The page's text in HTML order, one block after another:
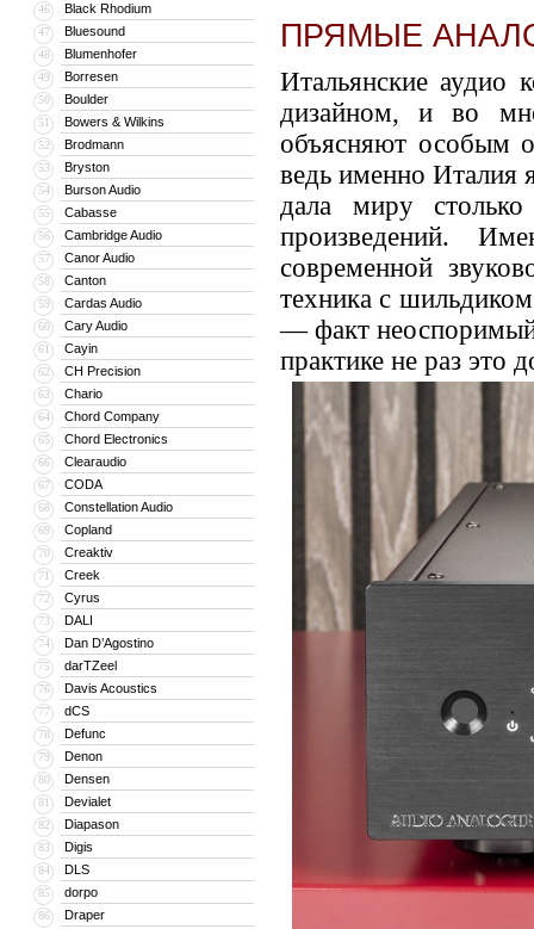
46 Black Rhodium
47 Bluesound
48 Blumenhofer
49 Borresen
50 Boulder
51 Bowers & Wilkins
52 Brodmann
53 Bryston
54 Burson Audio
55 Cabasse
56 Cambridge Audio
57 Canor Audio
58 Canton
59 Cardas Audio
60 Cary Audio
61 Cayin
62 CH Precision
63 Chario
64 Chord Company
65 Chord Electronics
66 Clearaudio
67 CODA
68 Constellation Audio
69 Copland
70 Creaktiv
71 Creek
72 Cyrus
73 DALI
74 Dan D’Agostino
75 darTZeel
76 Davis Acoustics
77 dCS
78 Defunc
79 Denon
80 Densen
81 Devialet
82 Diapason
83 Digis
84 DLS
85 dorpo
86 Draper
ПРЯМЫЕ
Итальянские аудио
дизайном, и во
объясняют особым
ведь именно Италия
дала миру столько
произведений.
современной
техника с
— факт
практике не раз это